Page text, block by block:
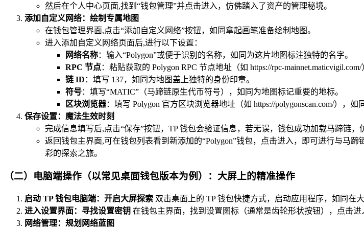
然后在个人中心页面,找到“钱包管理”并点击进入，仿佛踏入了资产的管理秘境。
添加自定义网络：绘制专属地图
在钱包管理界面,点击“添加自定义网络”按钮，如同拿起画笔准备绘制地图。
进入添加自定义网络页面后,进行以下设置：
网络名称：输入“Polygon”或便于识别的名称，如同为这片地图标注独特的名字。
RPC 节点：粘贴获取的 Polygon RPC 节点地址（如 https://rpc-
链 ID ：填写 137，如同为地图盖上独特的身份印章。
符号：填写“MATIC”（马蹄链原生代币符号），如同为地图标记重要的地标。
区块浏览器：填写 Polygon 官方区块浏览器地址（如 https://polygonscan.com/），如
保存设置：魔法生效时刻
完成信息填写后,点击“保存”按钮，TP 钱包会验证信息，若无误，钱包成功加载马蹄链，
返回钱包主界面,可在钱包列表看到新添加的“Polygon”钱包，点击进入，即可进行与马
彩的探索之旅。
（二）电脑端操作（以常见桌面钱包版本为例）：大屏上的精准操作
启动 TP 钱包电脑端：开启大屏探索 双击桌面上的 TP 钱包快捷方式，启动应用程序，如同在
进入设置界面：寻找设置密钥 在钱包主界面，找到设置图标（通常是齿轮形状按钮），点击
网络管理：规划网络蓝图